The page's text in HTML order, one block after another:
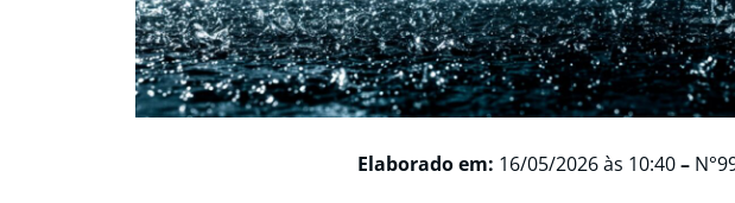
Elaborado em: 16/05/2026 às 10:40–